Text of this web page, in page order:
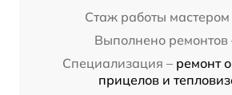
Стаж работы мастером
Выполнено ремонтов
Специализация – ремонт
прицелов и